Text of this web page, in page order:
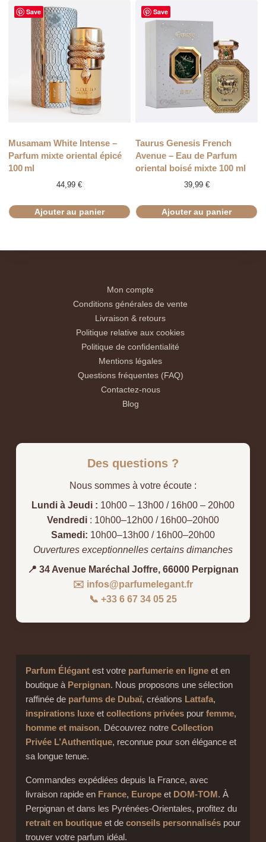
Save
Musamam White Intense –
Parfum mixte oriental épicé
100 ml
44,99€
Ajouter au panier
Save
Taurus Genesis French
Avenue – Eau de Parfum
oriental boisé mixte 100 ml
39,99 €
Ajouter au panier
Mon compte
Conditions générales de vente
Livraison & retours
Politique relative aux cookies
Politique de confidentialité
Mentions légales
Questions fréquentes (FAQ)
Contactez-nous
Blog
Des questions ?
Nous sommes à votre écoute :
Lundi à Jeudi : 10h00 – 13h00 / 16h00 – 20h00
Vendredi : 10h00–12h00 / 16h00–20h00
Samedi: 10h00–13h00 / 16h00–20h00
Ouvertures exceptionnelles certains dimanches
📍 34 Avenue Maréchal Joffre, 66000 Perpignan
✉️ infos@parfumelegant.fr
📞 +33 6 67 34 05 25
Parfum Élégantest votre parfumerie en ligneet en
boutique à Perpignan. Nous proposons une sélection
raffinée de parfums de Dubaï, créations Lattafa,
inspirations luxeet collections privéespour femme,
homme et maison. Découvrez notre Collection
Privée L’Authentique, reconnue pour son élégance et
sa longue tenue.
Commandes expédiées depuis la France, avec
livraison rapide en France, Europeet DOM-TOM. À
Perpignan et dans les Pyrénées-Orientales, profitez du
retrait en boutiqueet de conseils personnaliséspour
trouver votre parfum idéal.